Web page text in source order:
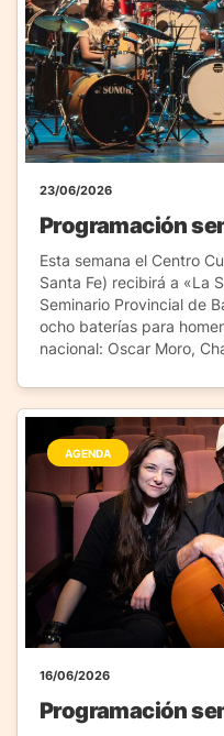
23/06/2026
Programación
Esta semana el Centro
Santa Fe) recibirá a «La
Seminario Provincial de
ocho baterías para
nacional: Oscar Moro,
AGENDA
16/06/2026
Programación